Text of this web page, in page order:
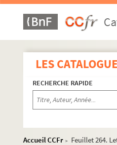
LES
RECHERCHE RAPIDE
Accueil CCFr >
Feuillet 264.